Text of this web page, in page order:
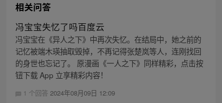
相关问答
冯宝宝失忆了吗百度云
冯宝宝在《异人之下》中再次失忆。在结局中，她之前的
记忆被端木瑛抽取毁掉，不再记得张楚岚等人，连刚找回
的身世也忘记了。 原漫画《一人之下》同样精彩，点击按
钮下载 App 立享精彩内容！
1 个回答 2024年08月09日 12:09